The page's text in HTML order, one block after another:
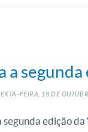
a
FEIRA, 18 DE
edição